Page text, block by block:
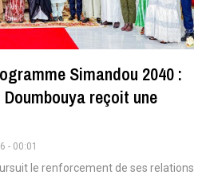
Simandou 2040 :
reçoit une
- 00:01
le renforcement de ses relations